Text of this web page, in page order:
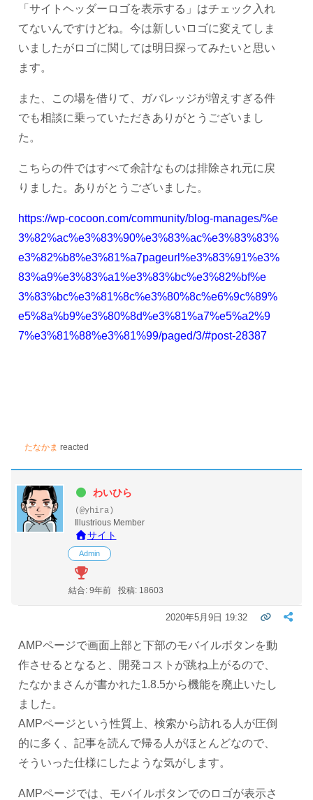
「サイトヘッダーロゴを表示する」はチェック入れ
てないんですけどね。今は新しいロゴに変えてしま
いましたがロゴに関しては明日探ってみたいと思い
ます。
また、この場を借りて、ガバレッジが増えすぎる件
でも相談に乗っていただきありがとうございまし
た。
こちらの件ではすべて余計なものは排除され元に戻
りました。ありがとうございました。
https://wp-cocoon.com/community/blog-manages/%e
3%82%ac%e3%83%90%e3%83%ac%e3%83%83%
e3%82%b8%e3%81%a7pageurl%e3%83%91%e3%
83%a9%e3%83%a1%e3%83%bc%e3%82%bf%e
3%83%bc%e3%81%8c%e3%80%8c%e6%9c%89%
e5%8a%b9%e3%80%8d%e3%81%a7%e5%a2%9
7%e3%81%88%e3%81%99/paged/3/#post-28387
たなかま reacted
わいひら
(@yhira)
Illustrious Member
サイト
Admin
結合: 9年前 投稿: 18603
2020年5月9日 19:32
AMPページで画面上部と下部のモバイルボタンを動
作させるとなると、開発コストが跳ね上がるので、
たなかまさんが書かれた1.8.5から機能を廃止いたし
ました。
AMPページという性質上、検索から訪れる人が圧倒
的に多く、記事を読んで帰る人がほとんどなので、
そういった仕様にしたような気がします。
AMPページでは、モバイルボタンでのロゴが表示さ